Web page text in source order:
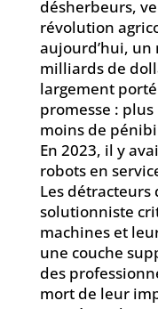
désherbeurs,
révolution
aujourd’hui, un
milliards de
largement
promesse :
moins de
En 2023, il y
robots en
Les détracteurs
solutionniste
machines et
une couche
des
mort de leur